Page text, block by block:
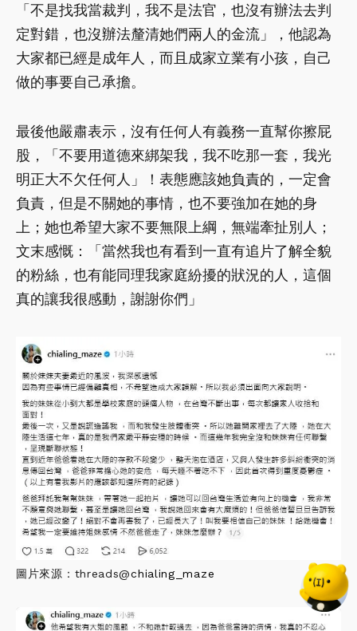
「不是找我當裁判，我不是法官，也沒有辦法去判
定對錯，也沒辦法釐清她們兩人的金流」，他認為
大家都已經是成年人，而且成家立業有小孩，自己
做的事要自己承擔。
最後他嚴肅表示，沒有任何人有義務一直幫你擦屁
股，「不要用道德來綁架我，我不吃那一套，我光
明正大不欠任何人」！表態應該她負責的，一定會
負責，但是不關她的事情，也不要強加在她的身
上；她也希望大家不要無限上綱，無端牽扯別人；
文末感慨：「當然我也有看到一直有追片了解全貌
的粉絲，也有能同理我家庭紛擾的狀況的人，這個
真的讓我很感動，謝謝你們」
圖片來源：threads@chialing_maze